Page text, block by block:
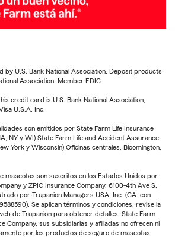
by U.S. Bank National Association. Deposit products
Association. Member FDIC.
credit card is U.S. Bank National Association,
U.S.A. Inc.
son emitidos por State Farm Life Insurance
NY y WI) State Farm Life and Accident Assurance
York y Wisconsin) Oficinas centrales, Bloomington,
mascotas son suscritos en los Estados Unidos por
y ZPIC Insurance Company, 6100-4th Ave S,
por Trupanion Managers USA, Inc. (CA: con
Se aplican términos y condiciones, revise la
de Trupanion para obtener detalles. State Farm
Company, sus subsidiarias y afiliadas no ofrecen ni
por los productos de seguro de mascotas.